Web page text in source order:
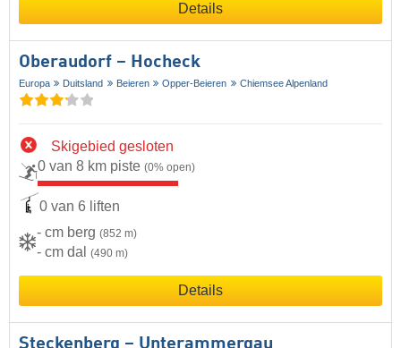
Details
Oberaudorf – Hocheck
Europa Duitsland Beieren Opper-Beieren Chiemsee Alpenland
Skigebied gesloten
0 van 8 km piste (0% open)
0 van 6 liften
- cm berg (852 m)
- cm dal (490 m)
Details